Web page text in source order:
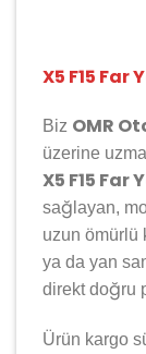
X5 F15 Far
Biz OMR
üzerine
X5 F15 Far
sağlayan,
uzun ömürlü
ya da yan
direkt doğru
Ürün kargo